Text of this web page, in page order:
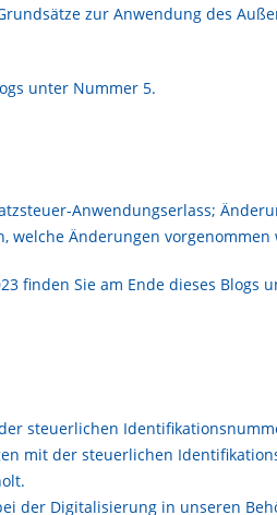
zur Anwendung des
unter Nummer 5.
Anwendungserlass;
welche Änderungen vorgenommen
finden Sie am Ende dieses Blogs
steuerlichen
mit der steuerlichen
der Digitalisierung in unseren